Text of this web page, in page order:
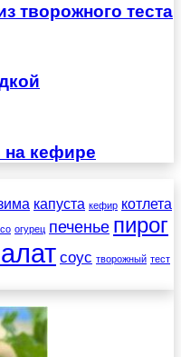
творожного теста
на кефире
капуста кефир котлета
огурец печенье пирог
соус творожный тест